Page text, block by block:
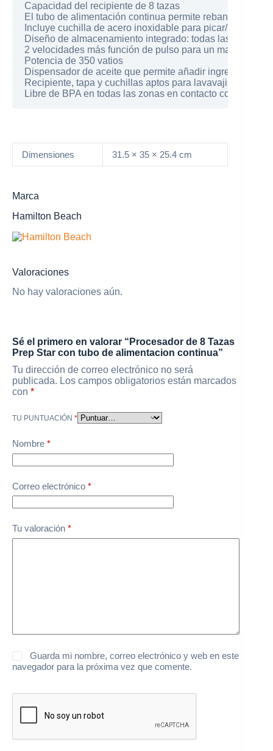
Capacidad del recipiente de 8 tazas
El tubo de alimentación continua permite rebanar o
Incluye cuchilla de acero inoxidable para picar/mezclar
Diseño de almacenamiento integrado: todas las piezas
2 velocidades más función de pulso para un mayor
Potencia de 350 vatios
Dispensador de aceite que permite añadir ingredientes
Recipiente, tapa y cuchillas aptos para lavavajillas
Libre de BPA en todas las zonas en contacto con los
Dimensiones 31.5 × 35 × 25.4 cm
Marca
Hamilton Beach
Valoraciones
No hay valoraciones aún.
Sé el primero en valorar “Procesador de 8 Tazas
Prep Star con tubo de alimentacion continua”
Tu dirección de correo electrónico no será
publicada. Los campos obligatorios están marcados
con *
TU PUNTUACIÓN *
Nombre *
Correo electrónico *
Tu valoración *
Guarda mi nombre, correo electrónico y web en este
navegador para la próxima vez que comente.